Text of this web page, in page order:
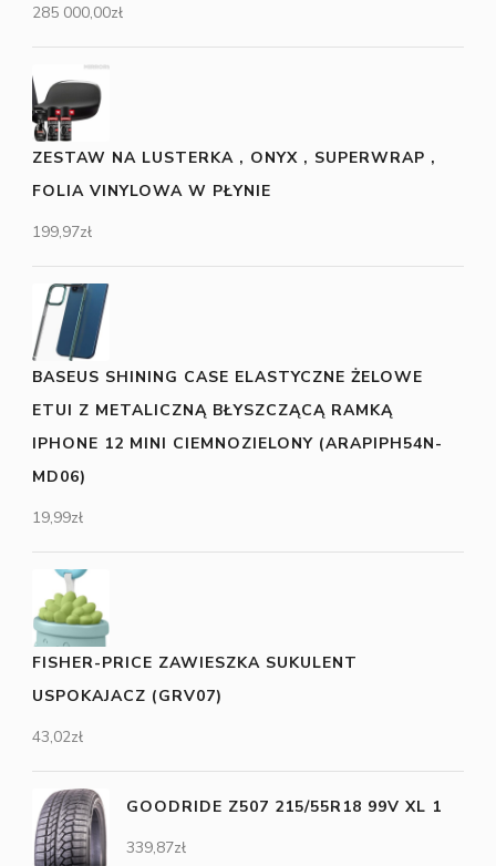
285 000,00zł
ZESTAW NA LUSTERKA , ONYX , SUPERWRAP ,
FOLIA VINYLOWA W PŁYNIE
199,97zł
BASEUS SHINING CASE ELASTYCZNE ŻELOWE
ETUI Z METALICZNĄ BŁYSZCZĄCĄ RAMKĄ
IPHONE 12 MINI CIEMNOZIELONY (ARAPIPH54N-
MD06)
19,99zł
FISHER-PRICE ZAWIESZKA SUKULENT
USPOKAJACZ (GRV07)
43,02zł
GOODRIDE Z507 215/55R18 99V XL 1
339,87zł